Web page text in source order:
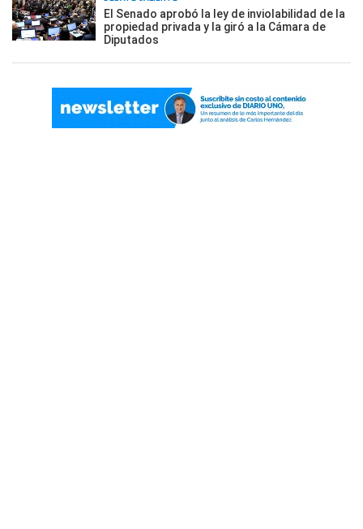
El Senado aprobó la ley de inviolabilidad de la
propiedad privada y la giró a la Cámara de
Diputados